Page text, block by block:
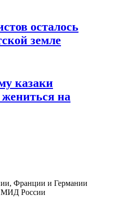
осталось
земле
казаки
на
Франции и Германии
МИД России